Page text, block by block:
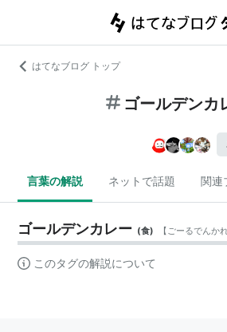
はてなブログ トップ
ゴールデンカ
言葉の解説 ネットで話題 関連
ゴールデンカレー (食) 【ごーるでんか
このタグの解説について